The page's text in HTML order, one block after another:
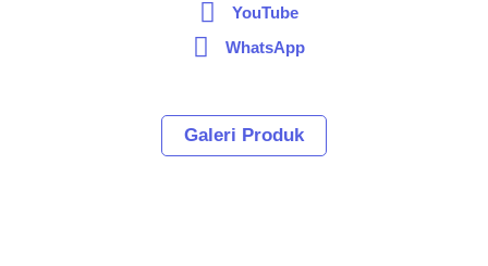
YouTube
WhatsApp
Galeri Produk